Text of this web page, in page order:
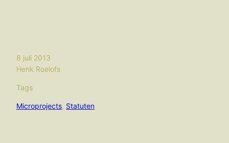
8 juli 2013
Henk Roelofs
Tags
Microprojects, Statuten